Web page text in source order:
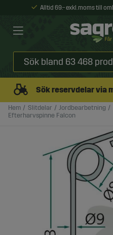
Alltid 69:- exkl. moms till
Sök reservdelar via
Hem Slitdelar Jordbearbetning
Efterharvspinne Falcon